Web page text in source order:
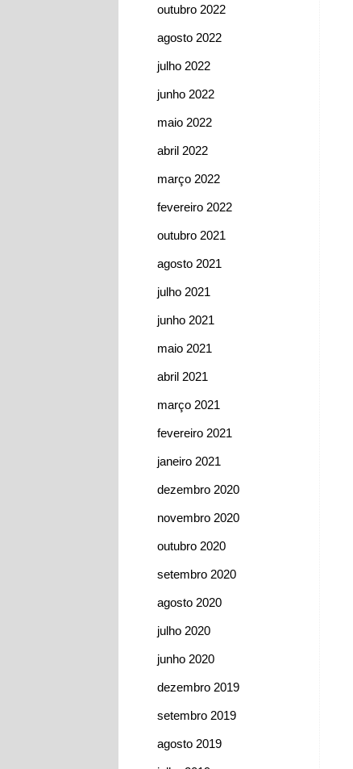
outubro 2022
agosto 2022
julho 2022
junho 2022
maio 2022
abril 2022
março 2022
fevereiro 2022
outubro 2021
agosto 2021
julho 2021
junho 2021
maio 2021
abril 2021
março 2021
fevereiro 2021
janeiro 2021
dezembro 2020
novembro 2020
outubro 2020
setembro 2020
agosto 2020
julho 2020
junho 2020
dezembro 2019
setembro 2019
agosto 2019